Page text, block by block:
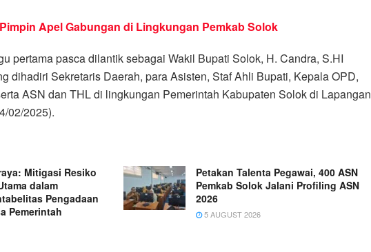
Apel Gabungan di Lingkungan Pemkab Solok
pertama pasca dilantik sebagai Wakil Bupati Solok, H. Candra, S.HI
dihadiri Sekretaris Daerah, para Asisten, Staf Ahli Bupati, Kepala OPD,
ASN dan THL di lingkungan Pemerintah Kabupaten Solok di Lapangan
02/2025).
Mitigasi Resiko
dalam
Pengadaan
Pemerintah
Petakan Talenta Pegawai, 400 ASN
Pemkab Solok Jalani Profiling ASN
2026
5 AUGUST 2026